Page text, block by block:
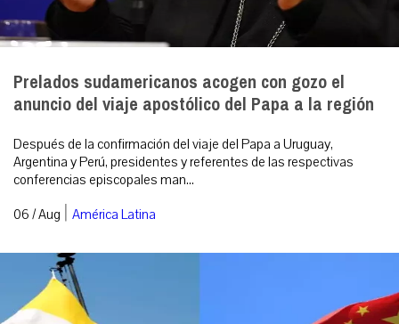
Prelados sudamericanos acogen con gozo el
anuncio del viaje apostólico del Papa a la región
Después de la confirmación del viaje del Papa a Uruguay,
Argentina y Perú, presidentes y referentes de las respectivas
conferencias episcopales man...
06 / Aug | América Latina